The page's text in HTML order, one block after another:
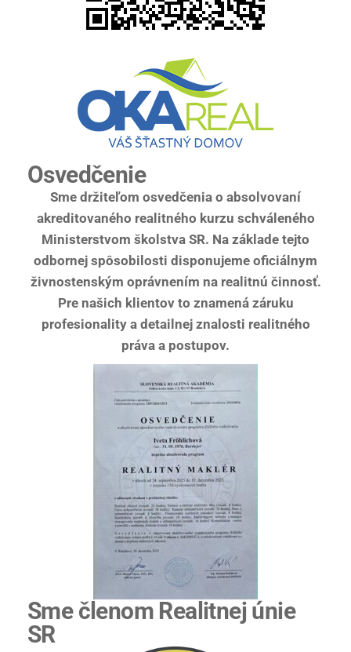
Osvedčenie
Sme držiteľom osvedčenia o absolvovaní
akreditovaného realitného kurzu schváleného
Ministerstvom školstva SR. Na základe tejto
odbornej spôsobilosti disponujeme oficiálnym
živnostenským oprávnením na realitnú činnosť.
Pre našich klientov to znamená záruku
profesionality a detailnej znalosti realitného
práva a postupov.
Sme členom Realitnej únie
SR